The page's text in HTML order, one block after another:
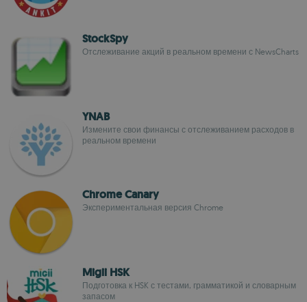
StockSpy
Отслеживание акций в реальном времени с NewsCharts
YNAB
Измените свои финансы с отслеживанием расходов в
реальном времени
Chrome Canary
Экспериментальная версия Chrome
Migii HSK
Подготовка к HSK с тестами, грамматикой и словарным
запасом